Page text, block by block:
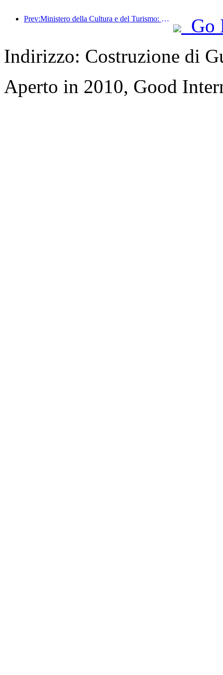
Prev:Ministero della Cultura e del Turismo: Rafforzare la gestione della qualità delle attrazioni turistiche e migliorare il livello di servizio dei luoghi panoramici
Go
Indirizzo: Costruzione di
Aperto in 2010, Good